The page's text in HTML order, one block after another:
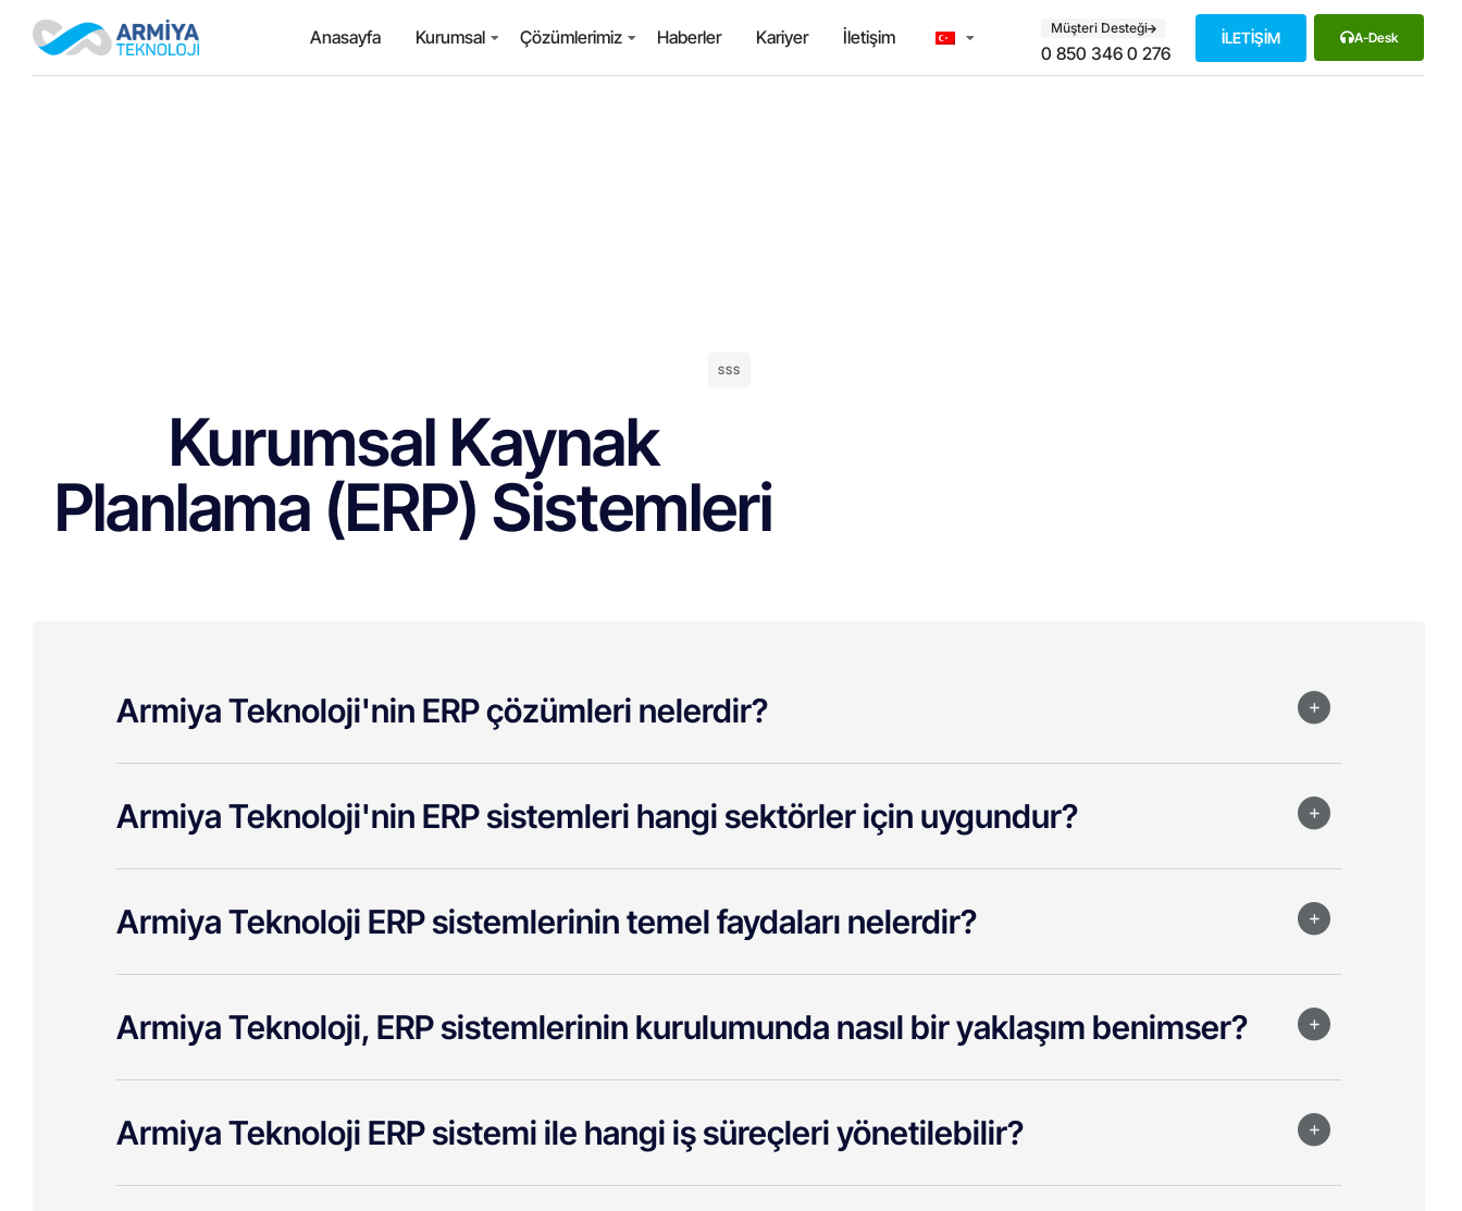
Anasayfa Kurumsal Çözümlerimiz Haberler Kariyer İletişim Müşteri Desteği
0 850 346 0 276
İLETİŞİM A-Desk
SSS
Kurumsal Kaynak
Planlama (ERP) Sistemleri
Armiya Teknoloji'nin ERP çözümleri nelerdir?
Armiya Teknoloji'nin ERP sistemleri hangi sektörler için uygundur?
Armiya Teknoloji ERP sistemlerinin temel faydaları nelerdir?
Armiya Teknoloji, ERP sistemlerinin kurulumunda nasıl bir yaklaşım benimser?
Armiya Teknoloji ERP sistemi ile hangi iş süreçleri yönetilebilir?